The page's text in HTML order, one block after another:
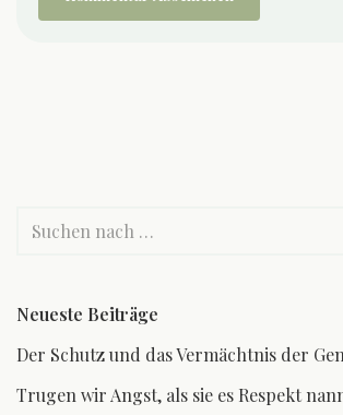
Neueste Beiträge
Der Schutz und das Vermächtnis der
Trugen wir Angst, als sie es Respekt